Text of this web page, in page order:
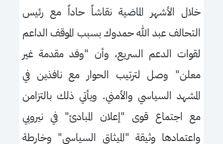
خلال الأشهر الماضية نقاشاً حاداً مع رئيس
التحالف عبد الله حمدوك بسبب الموقف الداعم
لقوات الدعم السريع، وأن "وفد مقدمة غير
معلن" وصل لترتيب الحوار مع نافذين في
المشهد السياسي والأمني. ويأتي ذلك بالتزامن
مع اجتماع قوى "إعلان المبادئ" في نيروبي
واعتمادها وثيقة "الميثاق السياسي" وخارطة